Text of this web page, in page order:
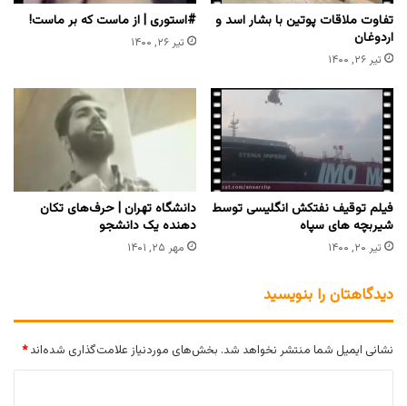
تفاوت ملاقات پوتین با بشار اسد و
اردوغان
تیر ۲۶, ۱۴۰۰
#استوری | از ماست که بر ماست!
تیر ۲۶, ۱۴۰۰
فیلم توقیف نفتکش انگلیسی توسط
شیربچه های سپاه
تیر ۲۰, ۱۴۰۰
دانشگاه تهران | حرف‌های تکان
دهنده یک دانشجو
مهر ۲۵, ۱۴۰۱
دیدگاهتان را بنویسید
نشانی ایمیل شما منتشر نخواهد شد. بخش‌های موردنیاز علامت‌گذاری شده‌اند*